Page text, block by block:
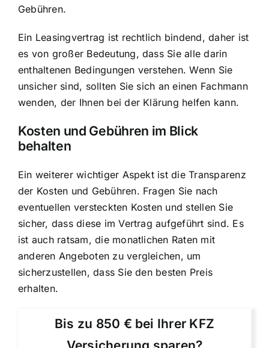
Gebühren.
Ein Leasingvertrag ist rechtlich bindend, daher ist
es von großer Bedeutung, dass Sie alle darin
enthaltenen Bedingungen verstehen. Wenn Sie
unsicher sind, sollten Sie sich an einen Fachmann
wenden, der Ihnen bei der Klärung helfen kann.
Kosten und Gebühren im Blick
behalten
Ein weiterer wichtiger Aspekt ist die Transparenz
der Kosten und Gebühren. Fragen Sie nach
eventuellen versteckten Kosten und stellen Sie
sicher, dass diese im Vertrag aufgeführt sind. Es
ist auch ratsam, die monatlichen Raten mit
anderen Angeboten zu vergleichen, um
sicherzustellen, dass Sie den besten Preis
erhalten.
Bis zu 850 € bei Ihrer KFZ